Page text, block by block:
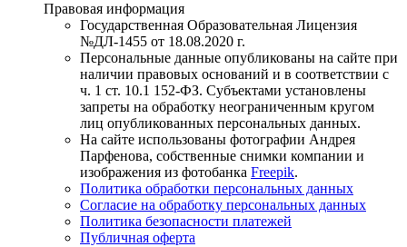
Правовая информация
Государственная Образовательная Лицензия
№ДЛ-1455 от 18.08.2020 г.
Персональные данные опубликованы на сайте при
наличии правовых оснований и в соответствии с
ч. 1 ст. 10.1 152-ФЗ. Субъектами установлены
запреты на обработку неограниченным кругом
лиц опубликованных персональных данных.
На сайте использованы фотографии Андрея
Парфенова, собственные снимки компании и
изображения из фотобанка Freepik.
Политика обработки персональных данных
Согласие на обработку персональных данных
Политика безопасности платежей
Публичная оферта